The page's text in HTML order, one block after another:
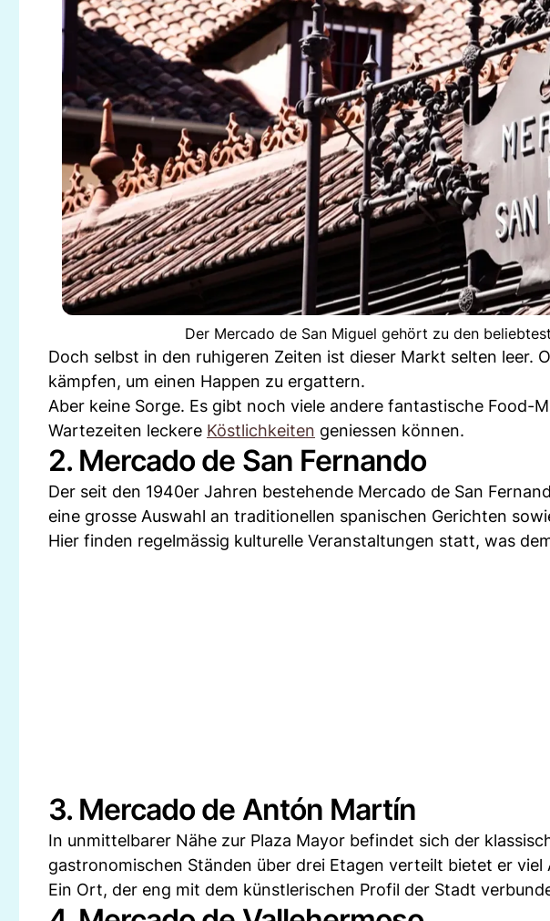
Der Mercado de San Miguel gehört zu den
Doch selbst in den ruhigeren Zeiten ist dieser Markt selten leer.
kämpfen, um einen Happen zu ergattern.
Aber keine Sorge. Es gibt noch viele andere fantastische Food-
Wartezeiten leckere Köstlichkeiten geniessen können.
2. Mercado de San Fernando
Der seit den 1940er Jahren bestehende Mercado de San
eine grosse Auswahl an traditionellen spanischen Gerichten
Hier finden regelmässig kulturelle Veranstaltungen statt, was
3. Mercado de Antón Martín
In unmittelbarer Nähe zur Plaza Mayor befindet sich der
gastronomischen Ständen über drei Etagen verteilt bietet er viel
Ein Ort, der eng mit dem künstlerischen Profil der Stadt